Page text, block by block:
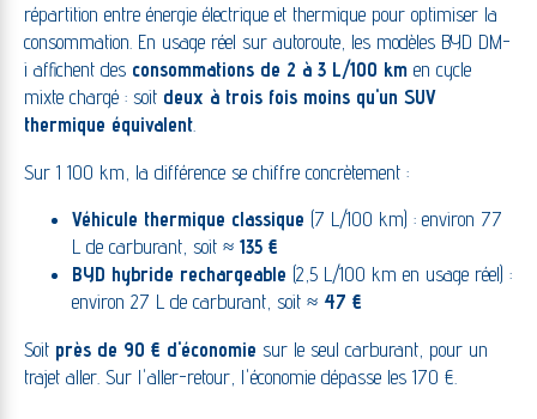
répartition entre énergie électrique et thermique pour optimiser la
consommation. En usage réel sur autoroute, les modèles BYD DM-
i affichent des consommations de 2 à 3 L/100 km en cycle
mixte chargé : soit deux à trois fois moins qu'un SUV
thermique équivalent
Sur 1 100 km, la différence se chiffre concrètement :
Véhicule thermique classique (7 L/100 km) : environ 77
L de carburant, soit ≈ 135 €
BYD hybride rechargeable (2,5 L/100 km en usage réel) :
environ 27 L de carburant, soit ≈ 47 €
Soit près de 90 € d'économie sur le seul carburant, pour un
trajet aller. Sur l'aller-retour, l'économie dépasse les 170 €.